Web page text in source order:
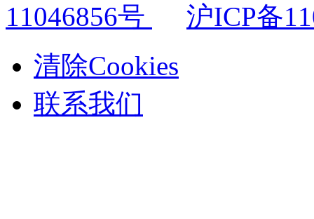
11046856号
沪ICP备
清除Cookies
联系我们